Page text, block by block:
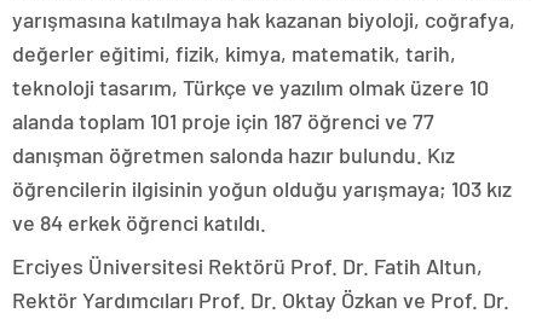
yarışmasına katılmaya hak kazanan biyoloji, coğrafya,
değerler eğitimi, fizik, kimya, matematik, tarih,
teknoloji tasarım, Türkçe ve yazılım olmak üzere 10
alanda toplam 101 proje için 187 öğrenci ve 77
danışman öğretmen salonda hazır bulundu. Kız
öğrencilerin ilgisinin yoğun olduğu yarışmaya; 103 kız
ve 84 erkek öğrenci katıldı.
Erciyes Üniversitesi Rektörü Prof. Dr. Fatih Altun,
Rektör Yardımcıları Prof. Dr. Oktay Özkan ve Prof. Dr.